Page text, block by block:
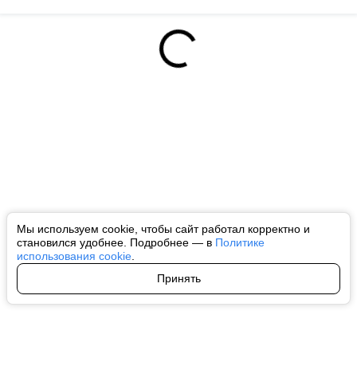
Мы используем cookie, чтобы сайт работал корректно и
становился удобнее. Подробнее — в Политике
использования cookie
Принять